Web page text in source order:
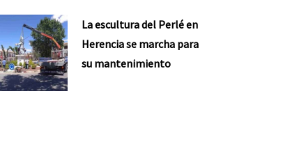
La escultura del Perlé en
Herencia se marcha para
su mantenimiento